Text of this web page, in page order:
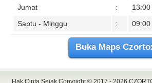
Jumat
:
Saptu - Minggu
:
Buka Maps
Hak Cipta Sejak Copyright © 2017 - 2026